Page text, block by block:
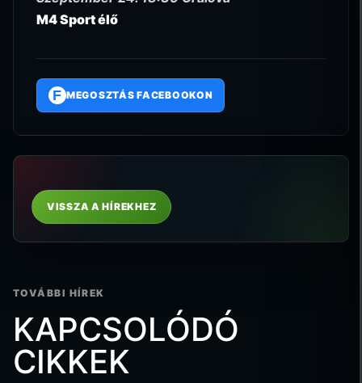
M4 Sport élő
F MEGOSZTÁS FACEBOOKON
VISSZA A HÍREKHEZ
TOVÁBBI HÍREK
KAPCSOLÓDÓ
CIKKEK